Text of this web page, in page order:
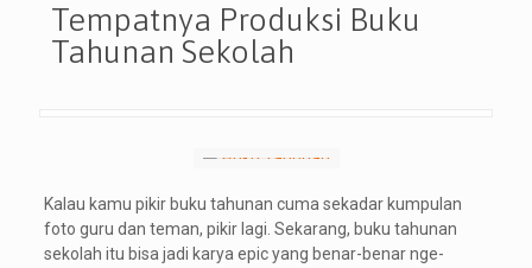
Tempatnya Produksi Buku
Tahunan Sekolah
Kalau kamu pikir buku tahunan cuma sekadar kumpulan
foto guru dan teman, pikir lagi. Sekarang, buku tahunan
sekolah itu bisa jadi karya epic yang benar-benar nge-